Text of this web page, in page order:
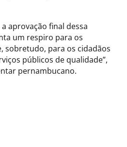
aprovação final dessa
um respiro para os
sobretudo, para os cidadãos
públicos de qualidade”,
pernambucano.